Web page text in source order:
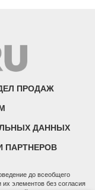
ПРОДАЖ
ДАННЫХ
ПАРТНЕРОВ
до всеобщего
элементов без согласия